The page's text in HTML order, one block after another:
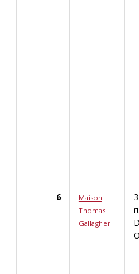
6
Maison
Thomas
Gallagher
Afficher les